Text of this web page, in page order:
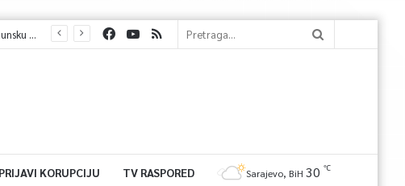
Sarajevo u znaku spektakla: Bentbaša Cliff Diving ponovo okuplja najbolje skakače i vrhunsku zabavu
PRIJAVI KORUPCIJU TV RASPORED Sarajevo, BiH 30 ℃